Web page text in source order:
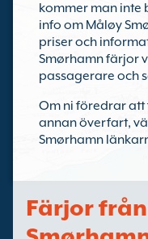
kommer man inte
info om Måløy
priser och
Smørhamn färjor
passagerare och
Om ni föredrar att
annan överfart,
Smørhamn
Färjor